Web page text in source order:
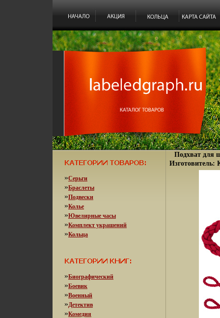
»Серьги
»Браслеты
»Подвески
»Колье
»Ювелирные часы
»Комплект украшений
»Кольца
»Биографический
»Боевик
»Военный
»Детектив
»Комедия
Подхват для
Изготовитель: